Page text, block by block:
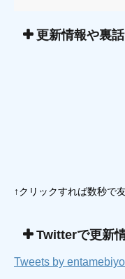
更新情報や裏
↑クリックすれば数秒で
Twitterで更新
Tweets by